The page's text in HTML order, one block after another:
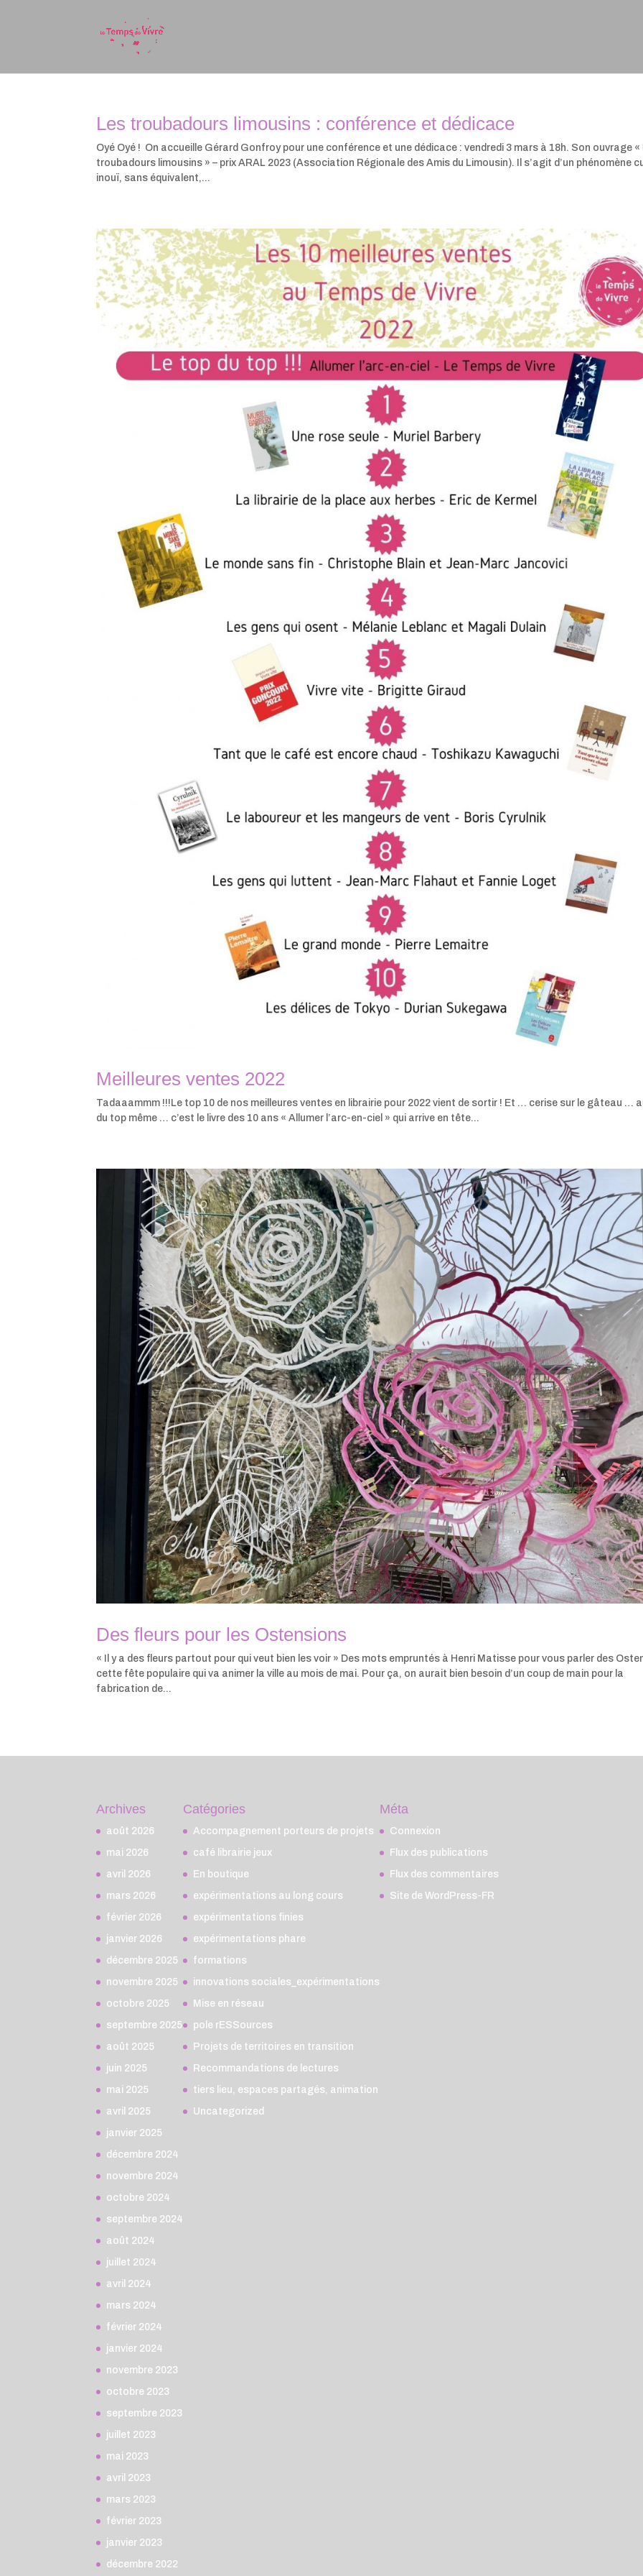
Les troubadours limousins : conférence et dédicace
Oyé Oyé ! On accueille Gérard Gonfroy pour une conférence et une dédicace : vendredi 3 mars à 18h. Son ouvrage «
troubadours limousins » – prix ARAL 2023 (Association Régionale des Amis du Limousin). Il s’agit d’un phénomène
inouï, sans équivalent,...
Meilleures ventes 2022
Tadaaammm !!!Le top 10 de nos meilleures ventes en librairie pour 2022 vient de sortir ! Et … cerise sur le gâteau …
du top même … c’est le livre des 10 ans « Allumer l’arc-en-ciel » qui arrive en tête...
Des fleurs pour les Ostensions
« Il y a des fleurs partout pour qui veut bien les voir » Des mots empruntés à Henri Matisse pour vous parler des
cette fête populaire qui va animer la ville au mois de mai. Pour ça, on aurait bien besoin d’un coup de main pour la
fabrication de...
Archives
août 2026
mai 2026
avril 2026
mars 2026
février 2026
janvier 2026
décembre 2025
novembre 2025
octobre 2025
septembre 2025
août 2025
juin 2025
mai 2025
avril 2025
janvier 2025
décembre 2024
novembre 2024
octobre 2024
septembre 2024
août 2024
juillet 2024
avril 2024
mars 2024
février 2024
janvier 2024
novembre 2023
octobre 2023
septembre 2023
juillet 2023
mai 2023
avril 2023
mars 2023
février 2023
janvier 2023
décembre 2022
Catégories
Accompagnement porteurs de projets
café librairie jeux
En boutique
expérimentations au long cours
expérimentations finies
expérimentations phare
formations
innovations sociales_expérimentations
Mise en réseau
pole rESSources
Projets de territoires en transition
Recommandations de lectures
tiers lieu, espaces partagés, animation
Uncategorized
Méta
Connexion
Flux des publications
Flux des commentaires
Site de WordPress-FR